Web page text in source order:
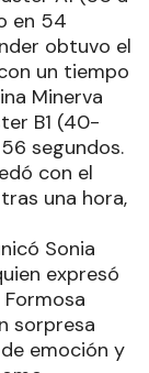
en 54
obtuvo el
un tiempo
Minerva
B1 (40-
segundos.
con el
una hora,
Sonia
expresó
sorpresa
emoción y